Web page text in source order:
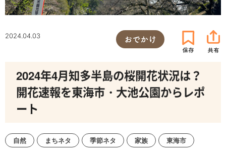
2024.04.03 おでかけ
2024年4月知多半島の桜開花状況は？
開花速報を東海市・大池公園からレポ
ート
自然 まちネタ 季節ネタ 家族 東海市